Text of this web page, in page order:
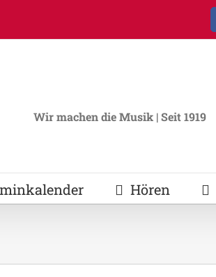
Wir machen die Musik | Seit 1919
Hören